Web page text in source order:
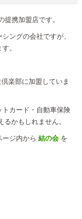
提携加盟店です。
ングの会社ですが、
。
楽部に加盟していま
カード・自動車保険
かもしれません。
ージ内から 結の会を